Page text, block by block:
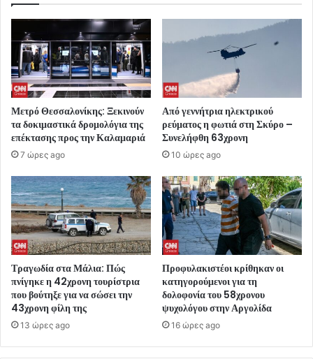
Μετρό Θεσσαλονίκης: Ξεκινούν
τα δοκιμαστικά δρομολόγια της
επέκτασης προς την Καλαμαριά
7 ώρες ago
Από γεννήτρια ηλεκτρικού
ρεύματος η φωτιά στη Σκύρο –
Συνελήφθη 63χρονη
10 ώρες ago
Τραγωδία στα Μάλια: Πώς
πνίγηκε η 42χρονη τουρίστρια
που βούτηξε για να σώσει την
43χρονη φίλη της
13 ώρες ago
Προφυλακιστέοι κρίθηκαν οι
κατηγορούμενοι για τη
δολοφονία του 58χρονου
ψυχολόγου στην Αργολίδα
16 ώρες ago